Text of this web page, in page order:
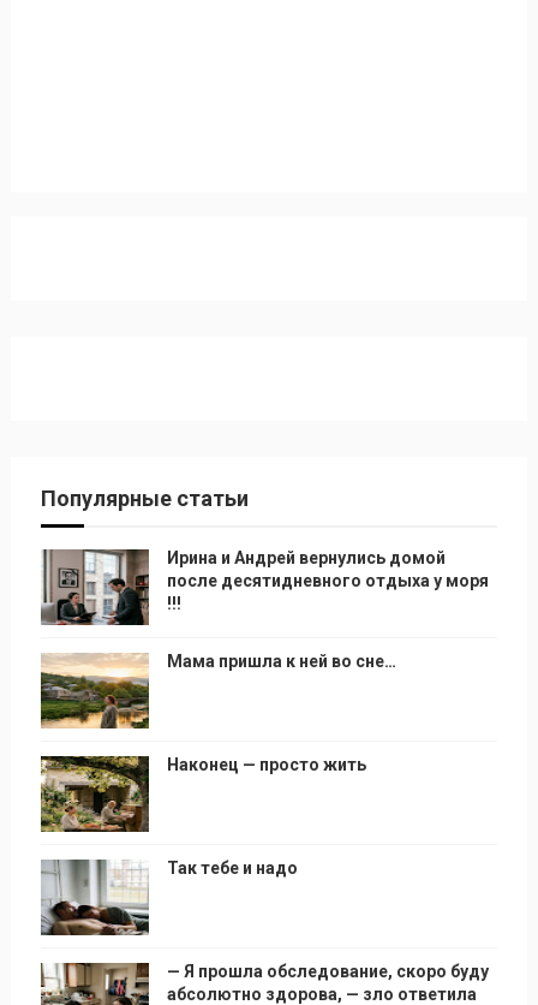
Популярные статьи
Ирина и Андрей вернулись домой
после десятидневного отдыха у моря
!!!
Мама пришла к ней во сне…
Наконец — просто жить
Так тебе и надо
— Я прошла обследование, скоро буду
абсолютно здорова, — зло ответила